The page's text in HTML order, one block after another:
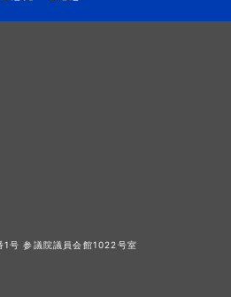
1号 参議院議員会館1022号室